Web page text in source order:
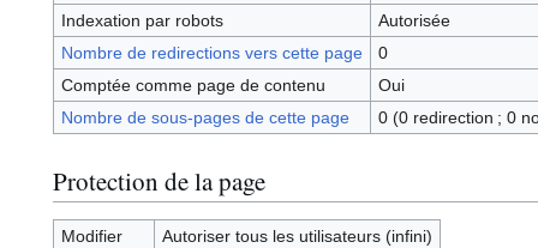
Indexation par robots
Autorisée
Nombre de redirections vers cette page
0
Comptée comme page de contenu
Oui
Nombre de sous-pages de cette page
0 (0 redirection ; 0
Protection de la page
Modifier
Autoriser tous les utilisateurs (infini)